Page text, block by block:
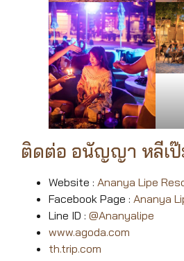
ติดต่อ อนัญญา หลีเป๊
Website : Ananya Lipe
Facebook Page : Ananya
Line ID : @Ananyalipe
www.agoda.com
th.trip.com